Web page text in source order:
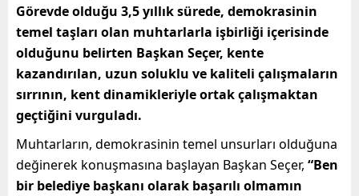
Görevde olduğu 3,5 yıllık sürede, demokrasinin
temel taşları olan muhtarlarla işbirliği içerisinde
olduğunu belirten Başkan Seçer, kente
kazandırılan, uzun soluklu ve kaliteli çalışmaların
sırrının, kent dinamikleriyle ortak çalışmaktan
geçtiğini vurguladı.
Muhtarların, demokrasinin temel unsurları olduğuna
değinerek konuşmasına başlayan Başkan Seçer, “Ben
bir belediye başkanı olarak başarılı olmamın